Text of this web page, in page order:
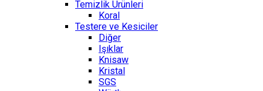
Temizlik Ürünleri
Koral
Testere ve Kesiciler
Diğer
Işıklar
Knisaw
Kristal
SGS